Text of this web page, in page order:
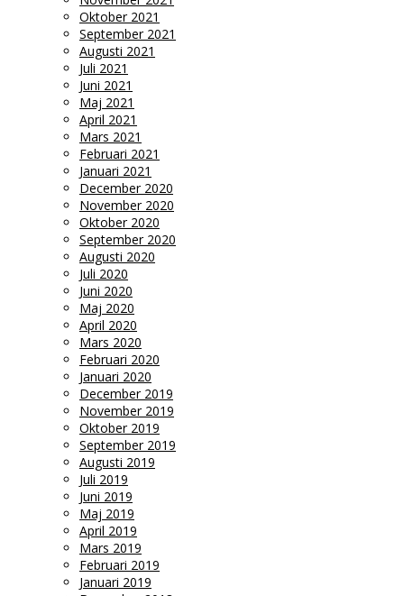
Oktober 2021
September 2021
Augusti 2021
Juli 2021
Juni 2021
Maj 2021
April 2021
Mars 2021
Februari 2021
Januari 2021
December 2020
November 2020
Oktober 2020
September 2020
Augusti 2020
Juli 2020
Juni 2020
Maj 2020
April 2020
Mars 2020
Februari 2020
Januari 2020
December 2019
November 2019
Oktober 2019
September 2019
Augusti 2019
Juli 2019
Juni 2019
Maj 2019
April 2019
Mars 2019
Februari 2019
Januari 2019